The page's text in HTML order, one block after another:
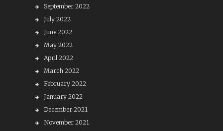
September 2022
July 2022
June 2022
May 2022
April 2022
March 2022
February 2022
January 2022
December 2021
November 2021